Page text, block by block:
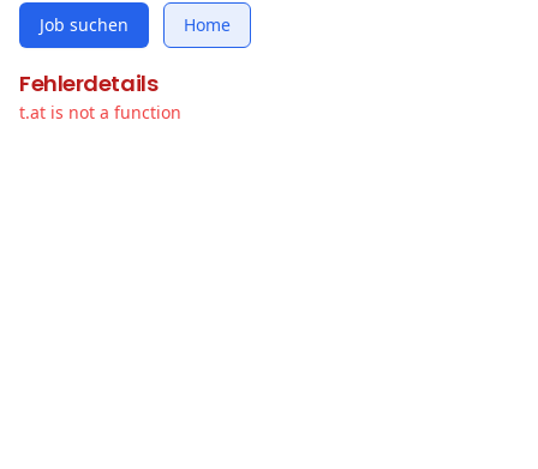
Job suchen Home
Fehlerdetails
t.at is not a function